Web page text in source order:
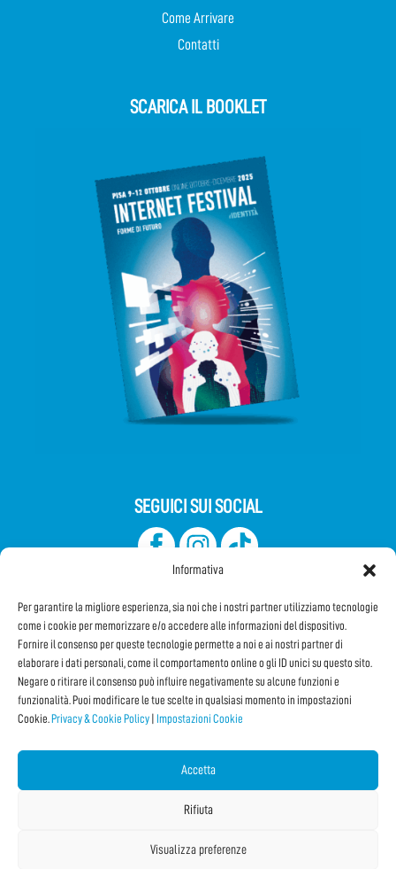
Informativa
Per garantire la migliore esperienza, sia noi che i nostri partner utilizziamo tecnologie
come i cookie per memorizzare e/o accedere alle informazioni del dispositivo.
Fornire il consenso per queste tecnologie permette a noi e ai nostri partner di
elaborare i dati personali, come il comportamento online o gli ID unici su questo sito.
Negare o ritirare il consenso può influire negativamente su alcune funzioni e
funzionalità. Puoi modificare le tue scelte in qualsiasi momento in impostazioni
Cookie. Privacy & Cookie Policy Impostazioni Cookie
Accetta
Rifiuta
Visualizza preferenze
Come Arrivare
Contatti
SCARICA IL BOOKLET
SEGUICI SUI SOCIAL
Iscriviti alla Newsletter
CONDIVIDI QUESTA PAGINA!
Facebook
Copyright © 2026 Internet Festival 2025 |CreditsLa Jetée